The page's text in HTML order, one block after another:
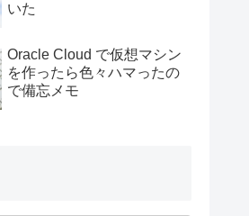
いた
Oracle Cloud で仮想マシン
を作ったら色々ハマったの
で備忘メモ